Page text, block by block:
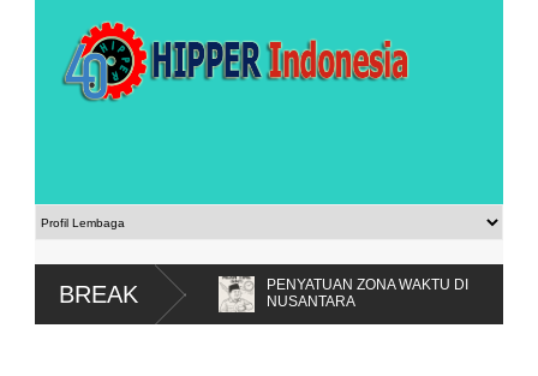
BREAK
PENYATUAN ZONA WAKTU DI
NUSANTARA